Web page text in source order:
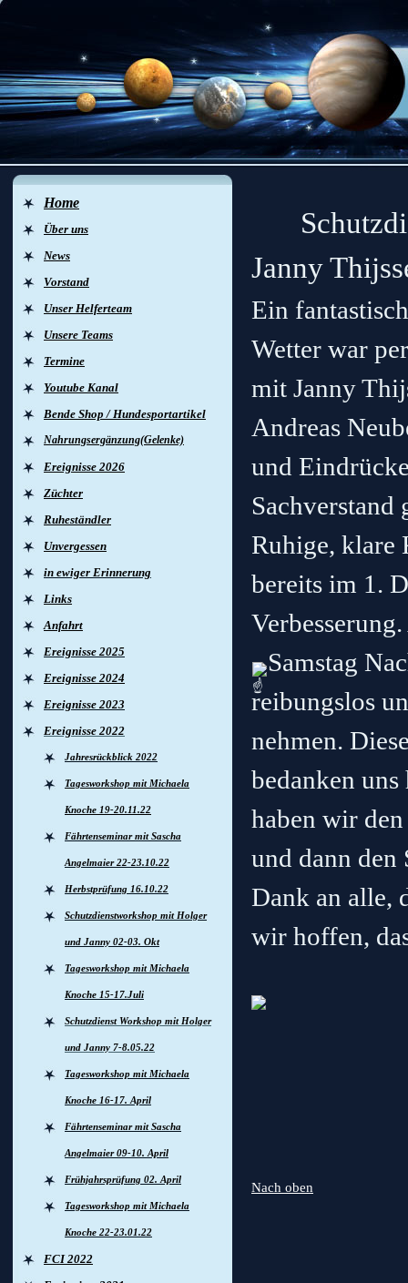
Home
Über uns
News
Vorstand
Unser Helferteam
Unsere Teams
Termine
Youtube Kanal
Bende Shop / Hundesportartikel
Nahrungsergänzung(Gelenke)
Ereignisse 2026
Züchter
Ruheständler
Unvergessen
in ewiger Erinnerung
Links
Anfahrt
Ereignisse 2025
Ereignisse 2024
Ereignisse 2023
Ereignisse 2022
Jahresrückblick 2022
Tagesworkshop mit Michaela
Knoche 19-20.11.22
Fährtenseminar mit Sascha
Angelmaier 22-23.10.22
Herbstprüfung 16.10.22
Schutzdienstworkshop mit Holger
und Janny 02-03. Okt
Tagesworkshop mit Michaela
Knoche 15-17.Juli
Schutzdienst Workshop mit Holger
und Janny 7-8.05.22
Tagesworkshop mit Michaela
Knoche 16-17. April
Fährtenseminar mit Sascha
Angelmaier 09-10. April
Frühjahrsprüfung 02. April
Tagesworkshop mit Michaela
Knoche 22-23.01.22
FCI 2022
Janny
Ein
Wetter war
mit Janny
Andreas
und
Sachverstand
Ruhige, klare
bereits im 1.
Samstag
reibungslos
nehmen.
bedanken
haben wir
und dann
Dank an alle,
wir hoffen,
Nach oben